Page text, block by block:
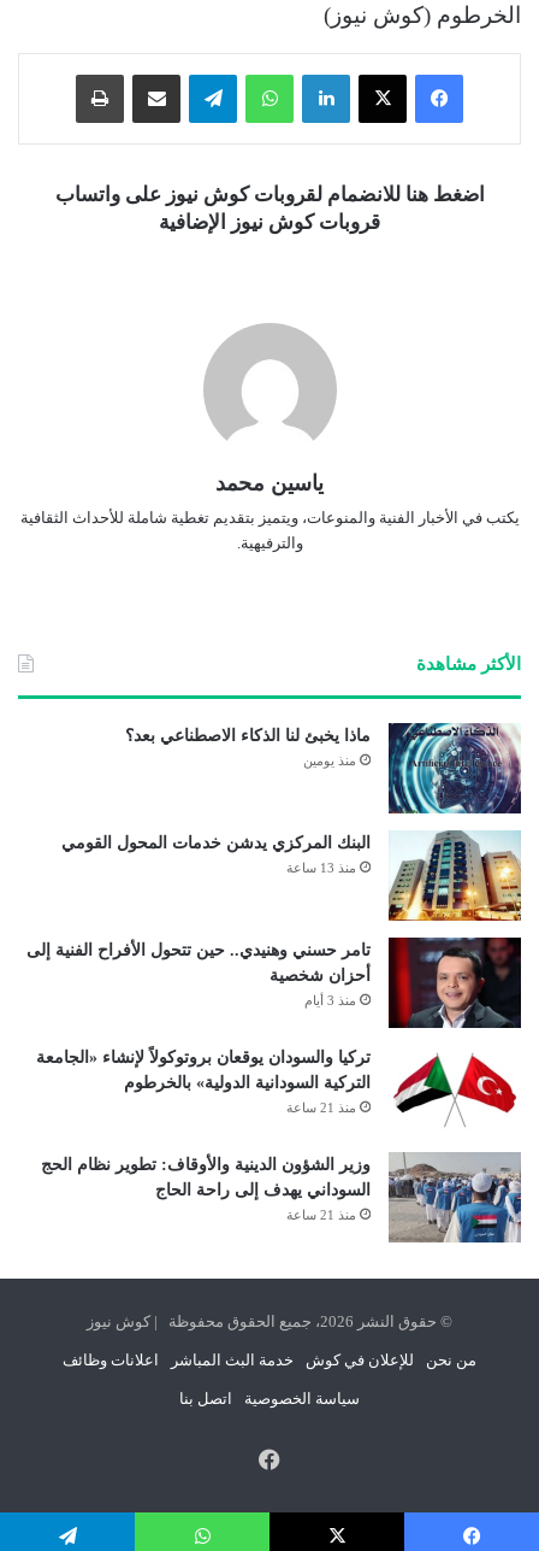
الخرطوم (كوش نيوز)
فيسبوك ‫X لينكدإن واتساب تيلقرام
اضغط هنا للانضمام لقروبات كوش نيوز على واتساب
قروبات كوش نيوز الإضافية
ياسين محمد
يكتب في الأخبار الفنية والمنوعات، ويتميز بتقديم تغطية شاملة للأحداث الثقافية
والترفيهية.
الأكثر مشاهدة
ماذا يخبئ لنا الذكاء الاصطناعي بعد؟
منذ يومين
البنك المركزي يدشن خدمات المحول القومي
منذ 13 ساعة
تامر حسني وهنيدي.. حين تتحول الأفراح الفنية إلى
أحزان شخصية
منذ 3 أيام
تركيا والسودان يوقعان بروتوكولاً لإنشاء «الجامعة
التركية السودانية الدولية» بالخرطوم
منذ 21 ساعة
وزير الشؤون الدينية والأوقاف: تطوير نظام الحج
السوداني يهدف إلى راحة الحاج
منذ 21 ساعة
© حقوق النشر 2026، جميع الحقوق محفوظة | كوش نيوز
من نحن للإعلان في كوش خدمة البث المباشر اعلانات وظائف
سياسة الخصوصية اتصل بنا